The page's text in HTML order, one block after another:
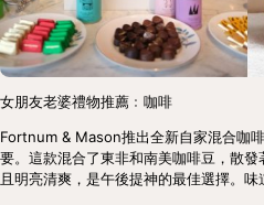
女朋友老婆禮物推薦﹕咖啡
Fortnum & Mason推出全新自家混合咖
要。這款混合了東非和南美咖啡豆，散
且明亮清爽，是午後提神的最佳選擇。味